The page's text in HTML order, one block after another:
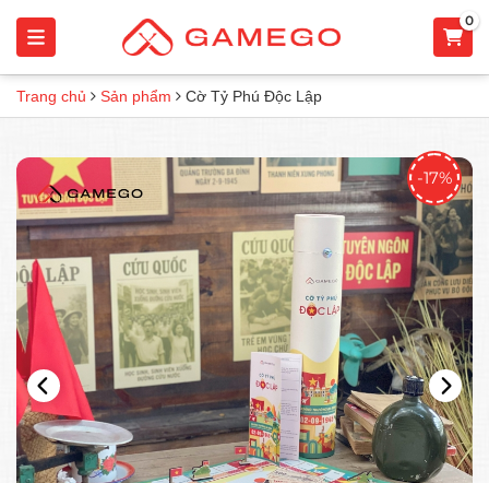
0
Trang chủ Sản phẩm Cờ Tỷ Phú Độc Lập
-17%